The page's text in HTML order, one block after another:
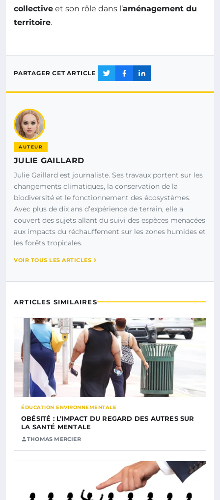
collective et son rôle dans l’aménagement du
territoire.
PARTAGER CET ARTICLE
AUTEUR
JULIE GAILLARD
Julie Gaillard est journaliste. Ses travaux portent sur les
changements climatiques, la conservation de la
biodiversité et le fonctionnement des écosystèmes.
Avec plus de dix ans d’expérience de terrain, elle a
couvert des sujets allant du suivi des espèces menacées
aux impacts du réchauffement sur les zones humides et
les forêts tropicales.
VOIR TOUS LES ARTICLES
ARTICLES SIMILAIRES
ÉDUCATION ENVIRONNEMENTALE
OBÉSITÉ : L’IMPACT DU REGARD DES AUTRES SUR
LA SANTÉ MENTALE
THOMAS MERCIER